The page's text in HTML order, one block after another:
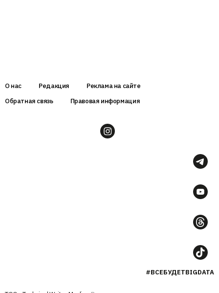
О нас Редакция
Реклама на сайте
Обратная связь
Правовая информация
#ВСЕБУДЕТBIGDATA